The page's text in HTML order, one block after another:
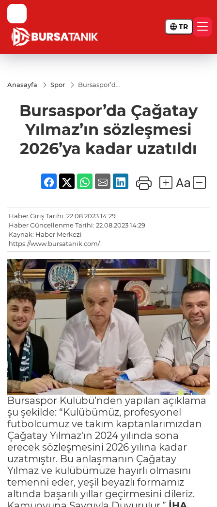
TR
Anasayfa Spor
Bursaspor’da
sözleşmesi
2026’ya
kadar
uzatıldı
Bursaspor’da Çağatay
Yılmaz’ın sözleşmesi
2026’ya kadar uzatıldı
Haber Giriş Tarihi: 22.08.2023 14:29
Haber Güncellenme Tarihi: 22.08.2023 14:29
Kaynak: Haber Merkezi
https://www.bursatanik.com/
Bursaspor Kulübü’nden yapılan açıklama
şu şekilde: “Kulübümüz, profesyonel
futbolcumuz ve takım kaptanlarımızdan
Çağatay Yılmaz'ın 2024 yılında sona
erecek sözleşmesini 2026 yılına kadar
uzatmıştır. Bu anlaşmanın Çağatay
Yılmaz ve kulübümüze hayırlı olmasını
temenni eder, yeşil beyazlı formamız
altında başarılı yıllar geçirmesini dileriz.